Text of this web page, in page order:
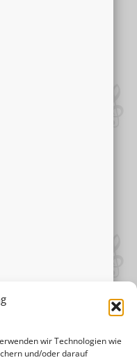
wir Technologien wie
und/oder darauf